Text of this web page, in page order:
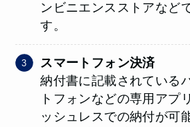
ンビニエンスストアなど
す。
スマートフォン決済
納付書に記載されている
トフォンなどの専用アプ
ッシュレスでの納付が可